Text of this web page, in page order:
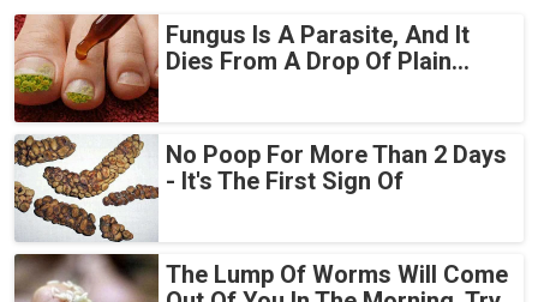
Fungus Is A Parasite, And It
Dies From A Drop Of Plain...
No Poop For More Than 2 Days
- It's The First Sign Of
The Lump Of Worms Will Come